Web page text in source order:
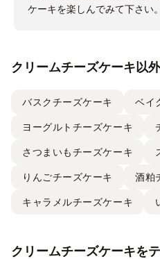
ケーキを楽しんでみて下さい。
クリームチーズケーキ以
バスクチーズケーキ ベイ
ヨーグルトチーズケーキ
さつまいもチーズケーキ
りんごチーズケーキ 酒粕
キャラメルチーズケーキ
クリームチーズケーキを